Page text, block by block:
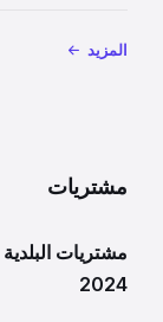
المزيد
مشتريات
مشتريات
2024